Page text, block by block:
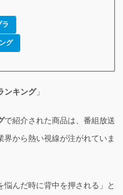
ラ
グ
ンキング」
で紹介された商品は、番組放送
界から熱い視線が注がれていま
悩んだ時に背中を押される」と